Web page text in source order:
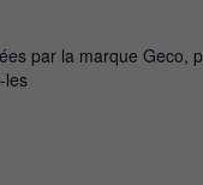
par la marque Geco,
les